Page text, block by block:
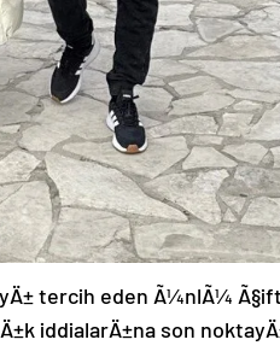
tercih eden Ã¼nlÃ¼
iddialarÄ±na son